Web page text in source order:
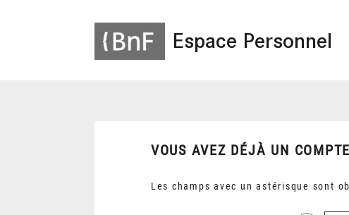
Espace Personnel
VOUS AVEZ DÉJÀ UN
Les champs avec un astérisque sont